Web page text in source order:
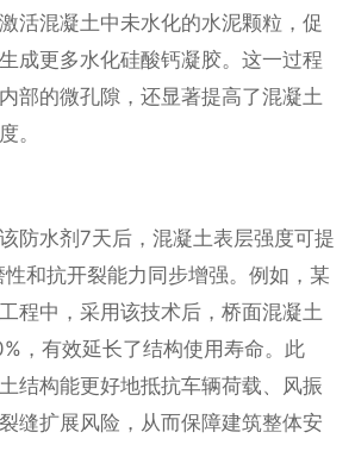
活混凝土中未水化的水泥颗粒，促
成更多水化硅酸钙凝胶。这一过程
部的微孔隙，还显著提高了混凝土
。
防水剂7天后，混凝土表层强度可提
和抗开裂能力同步增强。例如，某
程中，采用该技术后，桥面混凝土
，有效延长了结构使用寿命。此
结构能更好地抵抗车辆荷载、风振
缝扩展风险，从而保障建筑整体安